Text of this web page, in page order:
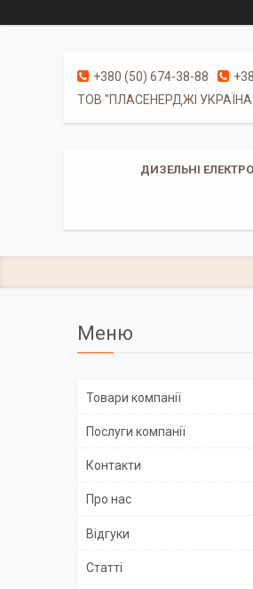
+380 (50) 674-38-88
ТОВ "ПЛАСЕНЕРДЖІ
ДИЗЕЛЬНІ
Товари компанії
Послуги компанії
Контакти
Про нас
Відгуки
Статті